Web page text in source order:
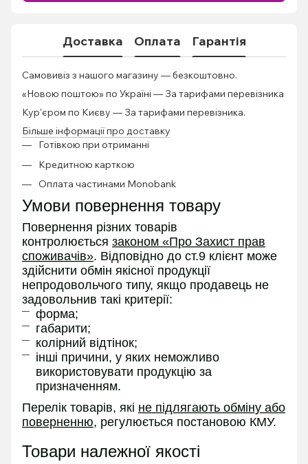
Доставка Оплата Гарантія
Самовивіз з нашого магазину — безкоштовно.
«Новою поштою» по Україні — За тарифами перевізника
Кур'єром по Києву — За тарифами перевізника.
Більше інформації про доставку
Готівкою при отриманні
Кредитною карткою
Оплата частинами Monobank
Умови повернення товару
Повернення різних товарів
контролюється законом «Про Захист прав
споживачів». Відповідно до ст.9 клієнт може
здійснити обмін якісної продукції
непродовольчого типу, якщо продавець не
задовольнив такі критерії:
форма;
габарити;
колірний відтінок;
інші причини, у яких неможливо
використовувати продукцію за
призначенням.
Перелік товарів, які не підлягають обміну або
поверненню, регулюється постановою КМУ.
Товари належної якості